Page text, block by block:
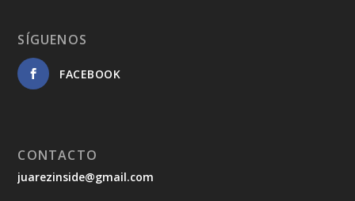
SÍGUENOS
FACEBOOK
CONTACTO
juarezinside@gmail.com